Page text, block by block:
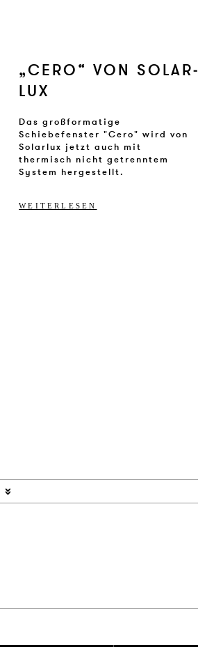
„CERO“ VON SO­LAR­
LUX
Das großformatige
Schiebefenster "Cero" wird von
Solarlux jetzt auch mit
thermisch nicht getrenntem
System hergestellt.
WEITERLESEN